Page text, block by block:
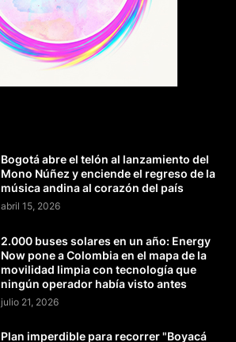
Bogotá abre el telón al lanzamiento del
Mono Núñez y enciende el regreso de la
música andina al corazón del país
abril 15, 2026
2.000 buses solares en un año: Energy
Now pone a Colombia en el mapa de la
movilidad limpia con tecnología que
ningún operador había visto antes
julio 21, 2026
Plan imperdible para recorrer "Boyacá